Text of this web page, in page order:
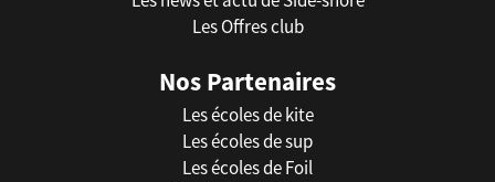
Les Offres club
Nos Partenaires
Les écoles de kite
Les écoles de sup
Les écoles de Foil